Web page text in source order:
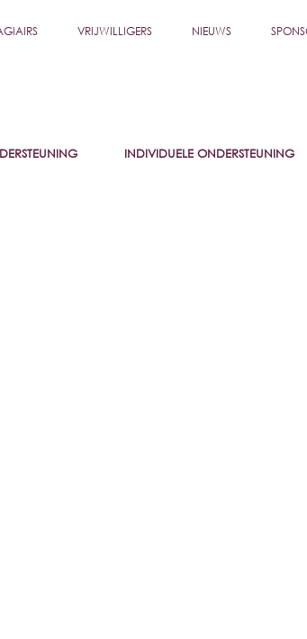
VRIJWILLIGERS NIEUWS
INDIVIDUELE ONDERSTEUNING